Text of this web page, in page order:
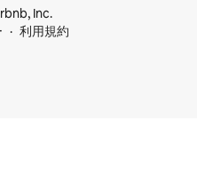
Inc.
利用規約